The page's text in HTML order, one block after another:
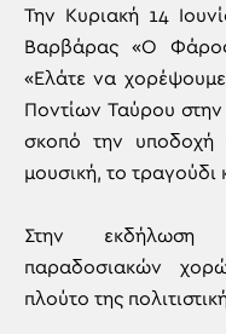
Την Κυριακή 14
Βαρβάρας «Ο
«Ελάτε να
Ποντίων Ταύρου στην
σκοπό την υποδοχή
μουσική, το
Στην εκδήλωση
παραδοσιακών
πλούτο της